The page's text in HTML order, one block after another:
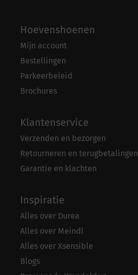
Hoevenshoenen
Mijn account
Bestellingen
Parkeerbeleid
Brochures
Klantenservice
Verzenden en bezorgen
Retourneren en terugbetalingen
Garantie en klachten
Inspiratie
Alles over Durea
Alles over Meindl
Alles over Xsensible
Blogs